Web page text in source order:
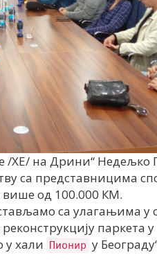
/ХЕ/ на Дрини“
са представницима
више од 100.000 КМ.
са улагањима у
паркета у
у хали
Пионир у